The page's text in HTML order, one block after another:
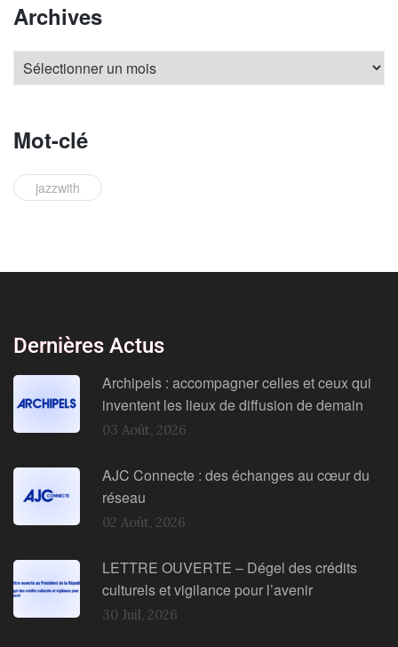
Archives
Mot-clé
jazzwith
Dernières Actus
Archipels : accompagner celles et ceux qui
inventent les lieux de diffusion de demain
03 Août, 2026
AJC Connecte : des échanges au cœur du
réseau
02 Août, 2026
LETTRE OUVERTE – Dégel des crédits
culturels et vigilance pour l’avenir
30 Juil, 2026